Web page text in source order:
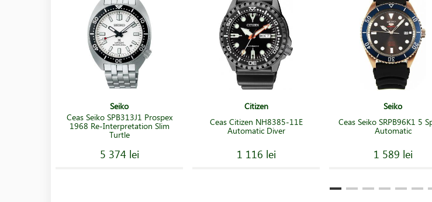
Seiko
Ceas Seiko SPB313J1 Prospex
1968 Re-Interpretation Slim
Turtle
5 374 lei
Citizen
Ceas Citizen NH8385-11E
Automatic Diver
1 116 lei
Seiko
Ceas Seiko SRPB96K1 5
Automatic
1 589 lei